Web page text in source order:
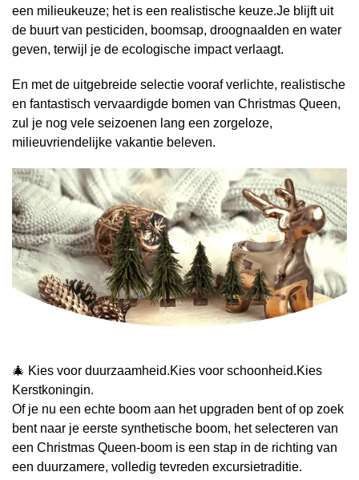
een milieukeuze; het is een realistische keuze.Je blijft uit
de buurt van pesticiden, boomsap, droognaalden en water
geven, terwijl je de ecologische impact verlaagt.
En met de uitgebreide selectie vooraf verlichte, realistische
en fantastisch vervaardigde bomen van Christmas Queen,
zul je nog vele seizoenen lang een zorgeloze,
milieuvriendelijke vakantie beleven.
🎄 Kies voor duurzaamheid.Kies voor schoonheid.Kies
Kerstkoningin.
Of je nu een echte boom aan het upgraden bent of op zoek
bent naar je eerste synthetische boom, het selecteren van
een Christmas Queen-boom is een stap in de richting van
een duurzamere, volledig tevreden excursietraditie.